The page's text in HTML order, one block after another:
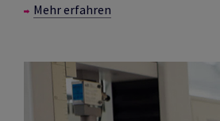
Mehr erfahren